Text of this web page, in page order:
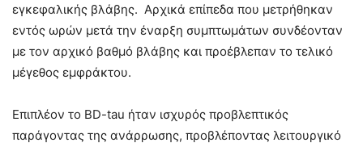
εγκεφαλικής βλάβης. Αρχικά επίπεδα που μετρήθηκαν
εντός ωρών μετά την έναρξη συμπτωμάτων συνδέονταν
με τον αρχικό βαθμό βλάβης και προέβλεπαν το τελικό
μέγεθος εμφράκτου.
Επιπλέον το BD-tau ήταν ισχυρός προβλεπτικός
παράγοντας της ανάρρωσης, προβλέποντας λειτουργικό